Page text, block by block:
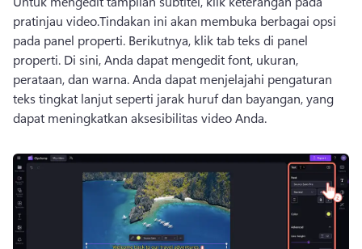
pratinjau video.Tindakan ini akan membuka berbagai opsi
pada panel properti. Berikutnya, klik tab teks di panel
properti. Di sini, Anda dapat mengedit font, ukuran,
perataan, dan warna. Anda dapat menjelajahi pengaturan
teks tingkat lanjut seperti jarak huruf dan bayangan, yang
dapat meningkatkan aksesibilitas video Anda.